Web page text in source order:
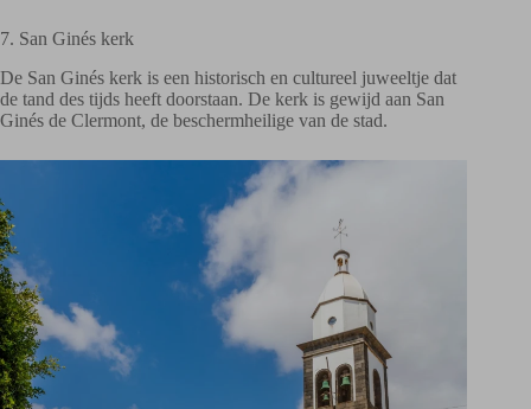
7. San Ginés kerk
De San Ginés kerk is een historisch en cultureel juweeltje dat
de tand des tijds heeft doorstaan. De kerk is gewijd aan San
Ginés de Clermont, de beschermheilige van de stad.